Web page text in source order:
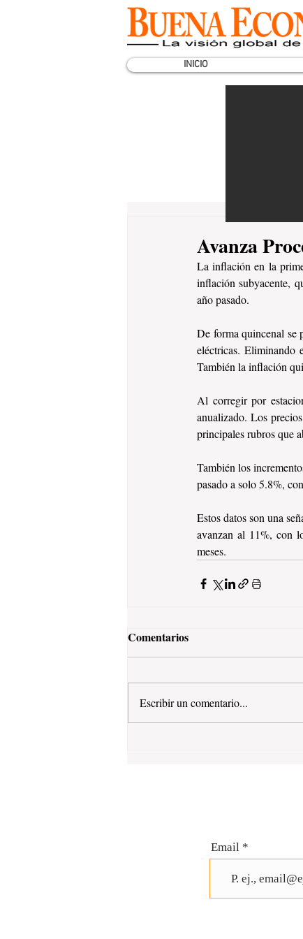
INICIO
Avanza
La inflación en la
inflación subyacente,
año pasado.
De forma quincenal se
eléctricas. Eliminando
También la inflación
Al corregir por
anualizado. Los
principales rubros que
También los
pasado a solo 5.8%,
Estos datos son una
avanzan al 11%, con
meses.
Comentarios
Escribir un comentario...
Email